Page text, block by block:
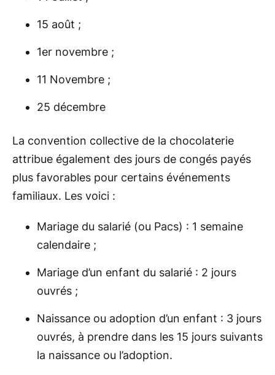
15 août ;
1er novembre ;
11 Novembre ;
25 décembre
La convention collective de la chocolaterie
attribue également des jours de congés payés
plus favorables pour certains événements
familiaux. Les voici :
Mariage du salarié (ou Pacs) : 1 semaine
calendaire ;
Mariage d’un enfant du salarié : 2 jours
ouvrés ;
Naissance ou adoption d’un enfant : 3 jours
ouvrés, à prendre dans les 15 jours suivants
la naissance ou l’adoption.